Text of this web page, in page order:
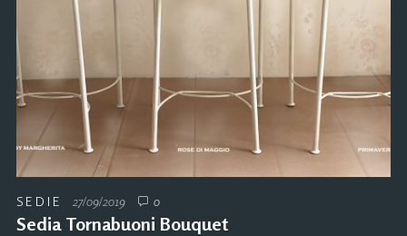
SEDIE 27/09/2019 0
Sedia Tornabuoni Bouquet